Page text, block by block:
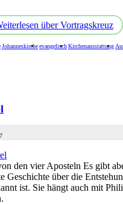
über Vortragskreuz
JohanneskircheevangelischKirchenausstattung
den vier Aposteln Es gibt
Geschichte über die
ist. Sie hängt auch mit